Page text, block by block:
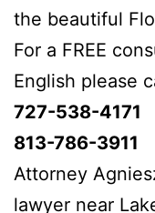
the beautiful
For a FREE
English please
727-538-4171
813-786-3911
Attorney
lawyer near